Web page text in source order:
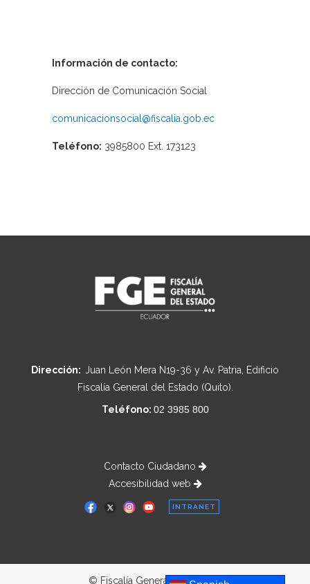
Información de contacto:
Dirección de Comunicación Social
comunicacionsocial@fiscalia.gob.ec
Teléfono: 3985800 Ext. 173123
Dirección: Juan León Mera N19-36 y Av. Patria, Edificio
Fiscalía General del Estado (Quito).
Teléfono: 02 3985 800
Contacto Ciudadano
Accesibilidad web
INTRANET
© Fiscalía General del Estado